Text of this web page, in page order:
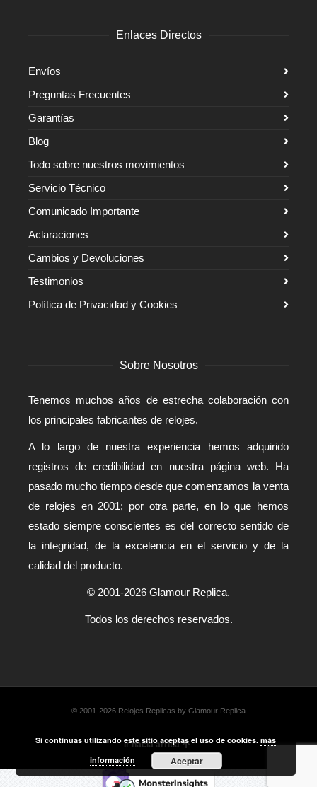
Enlaces Directos
Envíos
Preguntas Frecuentes
Garantías
Blog
Todo sobre nuestros movimientos
Servicio Técnico
Comunicado Importante
Aclaraciones
Cambios y Devoluciones
Testimonios
Política de Privacidad y Cookies
Sobre Nosotros
Tenemos muchos años de estrecha colaboración con
los principales fabricantes de relojes.
A lo largo de nuestra experiencia hemos adquirido
registros de credibilidad en nuestra página web. Ha
pasado mucho tiempo desde que comenzamos la venta
de relojes en 2001; por otra parte, en lo que hemos
estado siempre conscientes es del correcto sentido de
la integridad, de la excelencia en el servicio y de la
calidad del producto.
© 2001-2026 Glamour Replica.
Todos los derechos reservados.
© 2001-2026 Relojes Replicas by Glamour Replica
Ir hacia arriba
Si continuas utilizando este sitio aceptas el uso de cookies.más
información
Aceptar